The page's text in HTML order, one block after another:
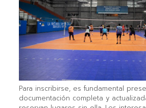
Para inscribirse, es fundamental
documentación completa y